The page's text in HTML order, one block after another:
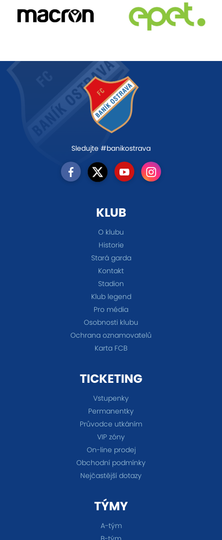
Sledujte #banikostrava
KLUB
O klubu
Historie
Stará garda
Kontakt
Stadion
Klub legend
Pro média
Osobnosti klubu
Ochrana oznamovatelů
Karta FCB
TICKETING
Vstupenky
Permanentky
Průvodce utkáním
VIP zóny
On-line prodej
Obchodní podmínky
Nejčastější dotazy
TÝMY
A-tým